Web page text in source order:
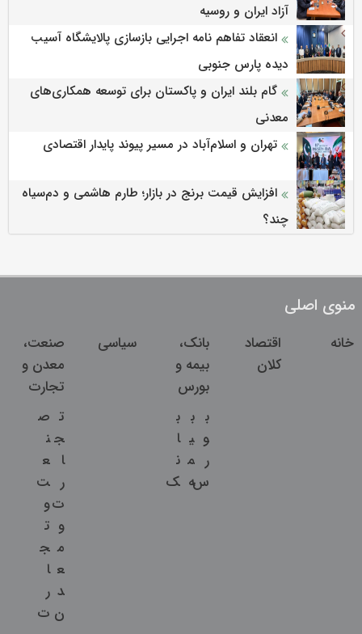
آزاد ایران و روسیه
انعقاد تفاهم نامه اجرایی بازسازی پالایشگاه آسیب
دیده پارس جنوبی
گام بلند ایران و پاکستان برای توسعه همکاری‌های
معدنی
تهران و اسلام‌آباد در مسیر پیوند پایدار اقتصادی
افزایش قیمت برنج در بازار؛ طارم هاشمی و دم‌سیاه
چند؟
منوی اصلی
خانه
اقتصاد
کلان
بانک،
بیمه و
بورس
ب
و
ر
س
ب
ی
م
ه
ب
ا
ن
ک
سیاسی
صنعت،
معدن و
تجارت
ت
ج
ا
ر
ت
و
م
ع
د
ن
ص
ن
ع
ت
و
ت
ج
ا
ر
ت